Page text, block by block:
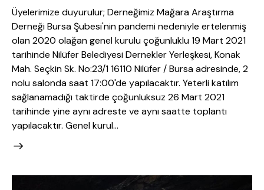
Üyelerimize duyurulur; Derneğimiz Mağara Araştırma
Derneği Bursa Şubesi'nin pandemi nedeniyle ertelenmiş
olan 2020 olağan genel kurulu çoğunluklu 19 Mart 2021
tarihinde Nilüfer Belediyesi Dernekler Yerleşkesi, Konak
Mah. Seçkin Sk. No:23/1 16110 Nilüfer / Bursa adresinde, 2
nolu salonda saat 17:00'de yapılacaktır. Yeterli katılım
sağlanamadığı taktirde çoğunluksuz 26 Mart 2021
tarihinde yine aynı adreste ve aynı saatte toplantı
yapılacaktır. Genel kurul…